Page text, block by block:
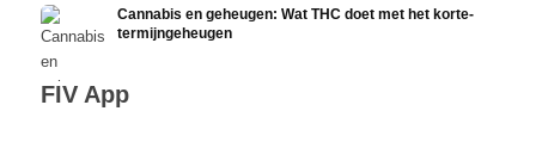
Cannabis en geheugen: Wat THC doet met het korte-
termijngeheugen
FIV App